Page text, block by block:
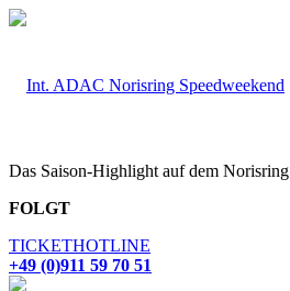
Das Saison-Highlight auf dem Norisring
FOLGT
TICKETHOTLINE
+49 (0)911 59 70 51